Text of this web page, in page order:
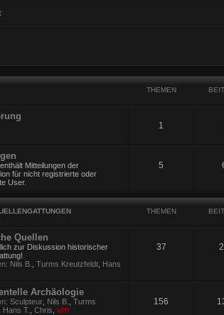
THEMEN
1
Mitteilungen der
für nicht registrierte oder
User.
5
THEMEN
Quellen
zur Diskussion historischer
Nils B. Turms Kreutzfeldt Hans
37
Archäologie
Sculpteur Nils B.
Turms
Hans T. Chris ulfr
156